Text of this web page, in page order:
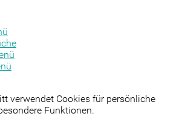
verwendet Cookies für persönliche
Funktionen.